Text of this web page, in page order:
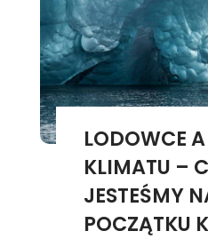
LODOWCE
KLIMATU –
JESTEŚMY
POCZĄTKU